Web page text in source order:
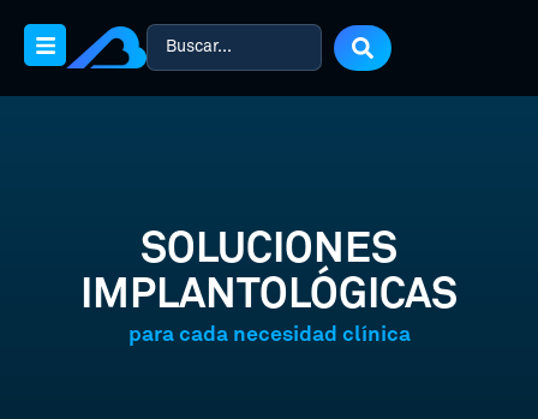
SOLUCIONES
IMPLANTOLÓGICAS
para cada necesidad clínica